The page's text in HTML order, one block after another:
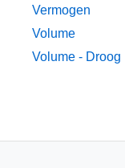
Vermogen
Volume
Volume - Droog